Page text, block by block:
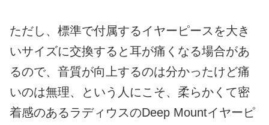
ただし、標準で付属するイヤーピースを大き
いサイズに交換すると耳が痛くなる場合があ
るので、音質が向上するのは分かったけど痛
いのは無理、という人にこそ、柔らかくて密
着感のあるラディウスのDeep Mountイヤーピ